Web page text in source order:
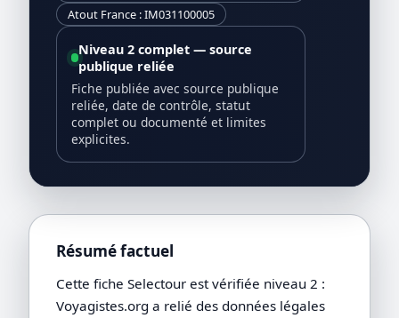
Atout France : IM031100005
Niveau 2 complet — source
publique reliée
Fiche publiée avec source publique
reliée, date de contrôle, statut
complet ou documenté et limites
explicites.
Résumé factuel
Cette fiche Selectour est vérifiée niveau 2 :
Voyagistes.org a relié des données légales